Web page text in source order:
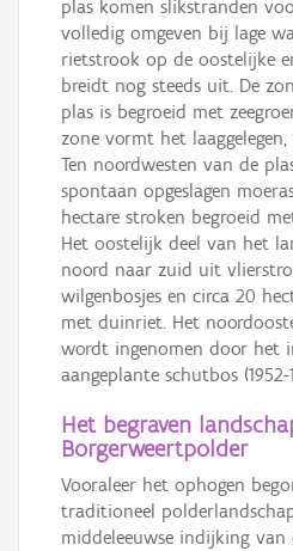
plas komen slikstranden
volledig omgeven bij lage
rietstrook op de oostelijke
breidt nog steeds uit. De
plas is begroeid met
zone vormt het
Ten noordwesten van de
spontaan opgeslagen
hectare stroken begroeid
Het oostelijk deel van het
noord naar zuid uit
wilgenbosjes en circa 20
met duinriet. Het
wordt ingenomen door het
aangeplante schutbos (1952-
Het begraven
Borgerweertpolder
Vooraleer het ophogen
traditioneel
middeleeuwse indijking van